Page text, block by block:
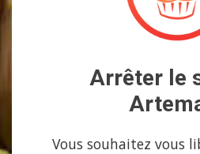
Arrêter le
Vous souhaitez vous